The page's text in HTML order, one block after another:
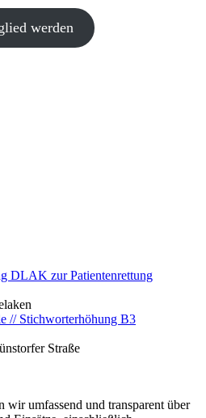
werden
DLAK zur Patientenrettung
// Stichworterhöhung B3
Straße
wir umfassend und transparent über